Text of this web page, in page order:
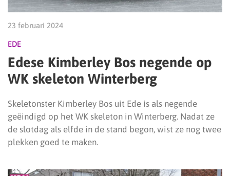
23 februari 2024
EDE
Edese Kimberley Bos negende op
WK skeleton Winterberg
Skeletonster Kimberley Bos uit Ede is als negende
geëindigd op het WK skeleton in Winterberg. Nadat ze
de slotdag als elfde in de stand begon, wist ze nog twee
plekken goed te maken.